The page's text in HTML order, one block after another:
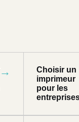
→
Choisir un
imprimeur
pour les